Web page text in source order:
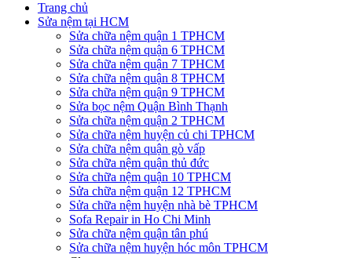
Trang chủ
Sửa nệm tại HCM
Sửa chữa nệm quận 1 TPHCM
Sửa chữa nệm quận 6 TPHCM
Sửa chữa nệm quận 7 TPHCM
Sửa chữa nệm quận 8 TPHCM
Sửa chữa nệm quận 9 TPHCM
Sửa bọc nệm Quận Bình Thạnh
Sửa chữa nệm quận 2 TPHCM
Sửa chữa nệm huyện củ chi TPHCM
Sửa chữa nệm quận gò vấp
Sửa chữa nệm quận thủ đức
Sửa chữa nệm quận 10 TPHCM
Sửa chữa nệm quận 12 TPHCM
Sửa chữa nệm huyện nhà bè TPHCM
Sofa Repair in Ho Chi Minh
Sửa chữa nệm quận tân phú
Sửa chữa nệm huyện hóc môn TPHCM